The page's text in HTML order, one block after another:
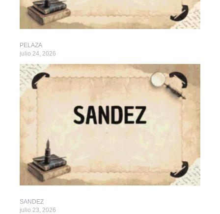
PELAZA
julio 24, 2026
SANDEZ
julio 23, 2026